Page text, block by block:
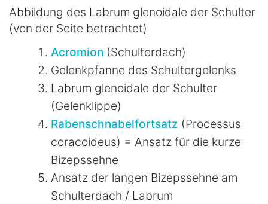
Abbildung des Labrum glenoidale der Schulter
(von der Seite betrachtet)
Acromion (Schulterdach)
Gelenkpfanne des Schultergelenks
Labrum glenoidale der Schulter
(Gelenklippe)
Rabenschnabelfortsatz (Processus
coracoideus) = Ansatz für die kurze
Bizepssehne
Ansatz der langen Bizepssehne am
Schulterdach / Labrum